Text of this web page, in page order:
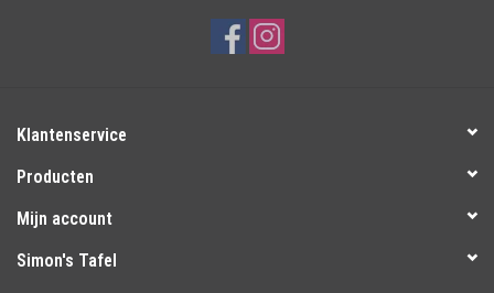
Klantenservice
Producten
Mijn account
Simon's Tafel